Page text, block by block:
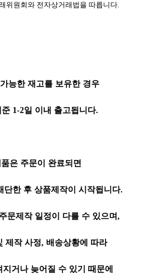
위원회와 전자상거래법을 따릅니다.
능한 재고를 보유한 경우
1-2일 이내 출고됩니다.
은 주문이 완료되면
단한 후 상품제작이 시작됩니다.
문제작 일정이 다를 수 있으며,
제작 사정, 배송상황에 따라
거나 늦어질 수 있기 때문에